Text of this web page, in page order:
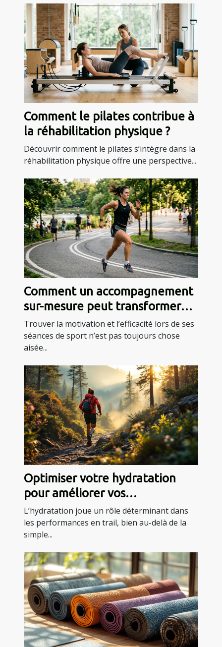
Comment le pilates contribue à
la réhabilitation physique ?
Découvrir comment le pilates s’intègre dans la
réhabilitation physique offre une perspective...
Comment un accompagnement
sur-mesure peut transformer
votre routine sportive ?
Trouver la motivation et l’efficacité lors de ses
séances de sport n’est pas toujours chose
aisée...
Optimiser votre hydratation
pour améliorer vos
performances en trail
L’hydratation joue un rôle déterminant dans
les performances en trail, bien au-delà de la
simple...